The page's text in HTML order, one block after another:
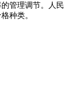
管理调节。人民
种类。